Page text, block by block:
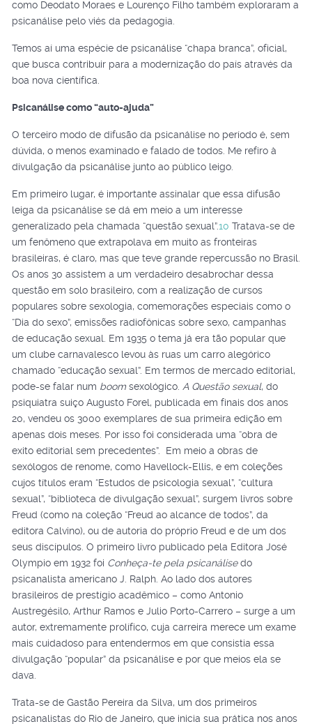
como Deodato Moraes e Lourenço Filho também exploraram a
psicanálise pelo viés da pedagogia.
Temos aí uma espécie de psicanálise “chapa branca”, oficial,
que busca contribuir para a modernização do país através da
boa nova científica.
Psicanálise como “auto-ajuda”
O terceiro modo de difusão da psicanálise no período é, sem
dúvida, o menos examinado e falado de todos. Me refiro à
divulgação da psicanálise junto ao público leigo.
Em primeiro lugar, é importante assinalar que essa difusão
leiga da psicanálise se dá em meio a um interesse
generalizado pela chamada “questão sexual”.10 Tratava-se de
um fenômeno que extrapolava em muito as fronteiras
brasileiras, é claro, mas que teve grande repercussão no Brasil.
Os anos 30 assistem a um verdadeiro desabrochar dessa
questão em solo brasileiro, com a realização de cursos
populares sobre sexologia, comemorações especiais como o
“Dia do sexo”, emissões radiofônicas sobre sexo, campanhas
de educação sexual. Em 1935 o tema já era tão popular que
um clube carnavalesco levou às ruas um carro alegórico
chamado “educação sexual”. Em termos de mercado editorial,
pode-se falar num boomsexológico. A Questão sexual, do
psiquiatra suiço Augusto Forel, publicada em finais dos anos
20, vendeu os 3000 exemplares de sua primeira edição em
apenas dois meses. Por isso foi considerada uma “obra de
exito editorial sem precedentes”. Em meio a obras de
sexólogos de renome, como Havellock-Ellis, e em coleções
cujos títulos eram “Estudos de psicologia sexual”, “cultura
sexual”, “biblioteca de divulgação sexual”, surgem livros sobre
Freud (como na coleção “Freud ao alcance de todos”, da
editora Calvino), ou de autoria do próprio Freud e de um dos
seus discípulos. O primeiro livro publicado pela Editora José
Olympio em 1932 foi Conheça-te pela psicanálisedo
psicanalista americano J. Ralph. Ao lado dos autores
brasileiros de prestígio acadêmico – como Antonio
Austregésilo, Arthur Ramos e Julio Porto-Carrero – surge a um
autor, extremamente prolífico, cuja carreira merece um exame
mais cuidadoso para entendermos em que consistia essa
divulgação “popular” da psicanálise e por que meios ela se
dava.
Trata-se de Gastão Pereira da Silva, um dos primeiros
psicanalistas do Rio de Janeiro, que inicia sua prática nos anos